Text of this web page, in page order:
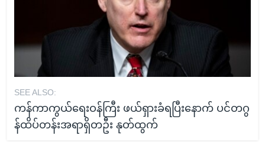
SEE ALSO:
ကန်ကာကွယ်ရေးဝန်ကြီး ဖယ်ရှားခံရပြီးနောက် ပင်တဂွ
န်ထိပ်တန်းအရာရှိတဦး နုတ်ထွက်